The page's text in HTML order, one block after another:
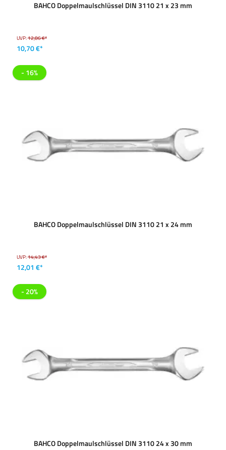
BAHCO Doppelmaulschlüssel DIN 3110 21 x 23 mm
UVP:12,86 €*
10,70 €*
- 16%
BAHCO Doppelmaulschlüssel DIN 3110 21 x 24 mm
UVP:14,43 €*
12,01 €*
- 20%
BAHCO Doppelmaulschlüssel DIN 3110 24 x 30 mm